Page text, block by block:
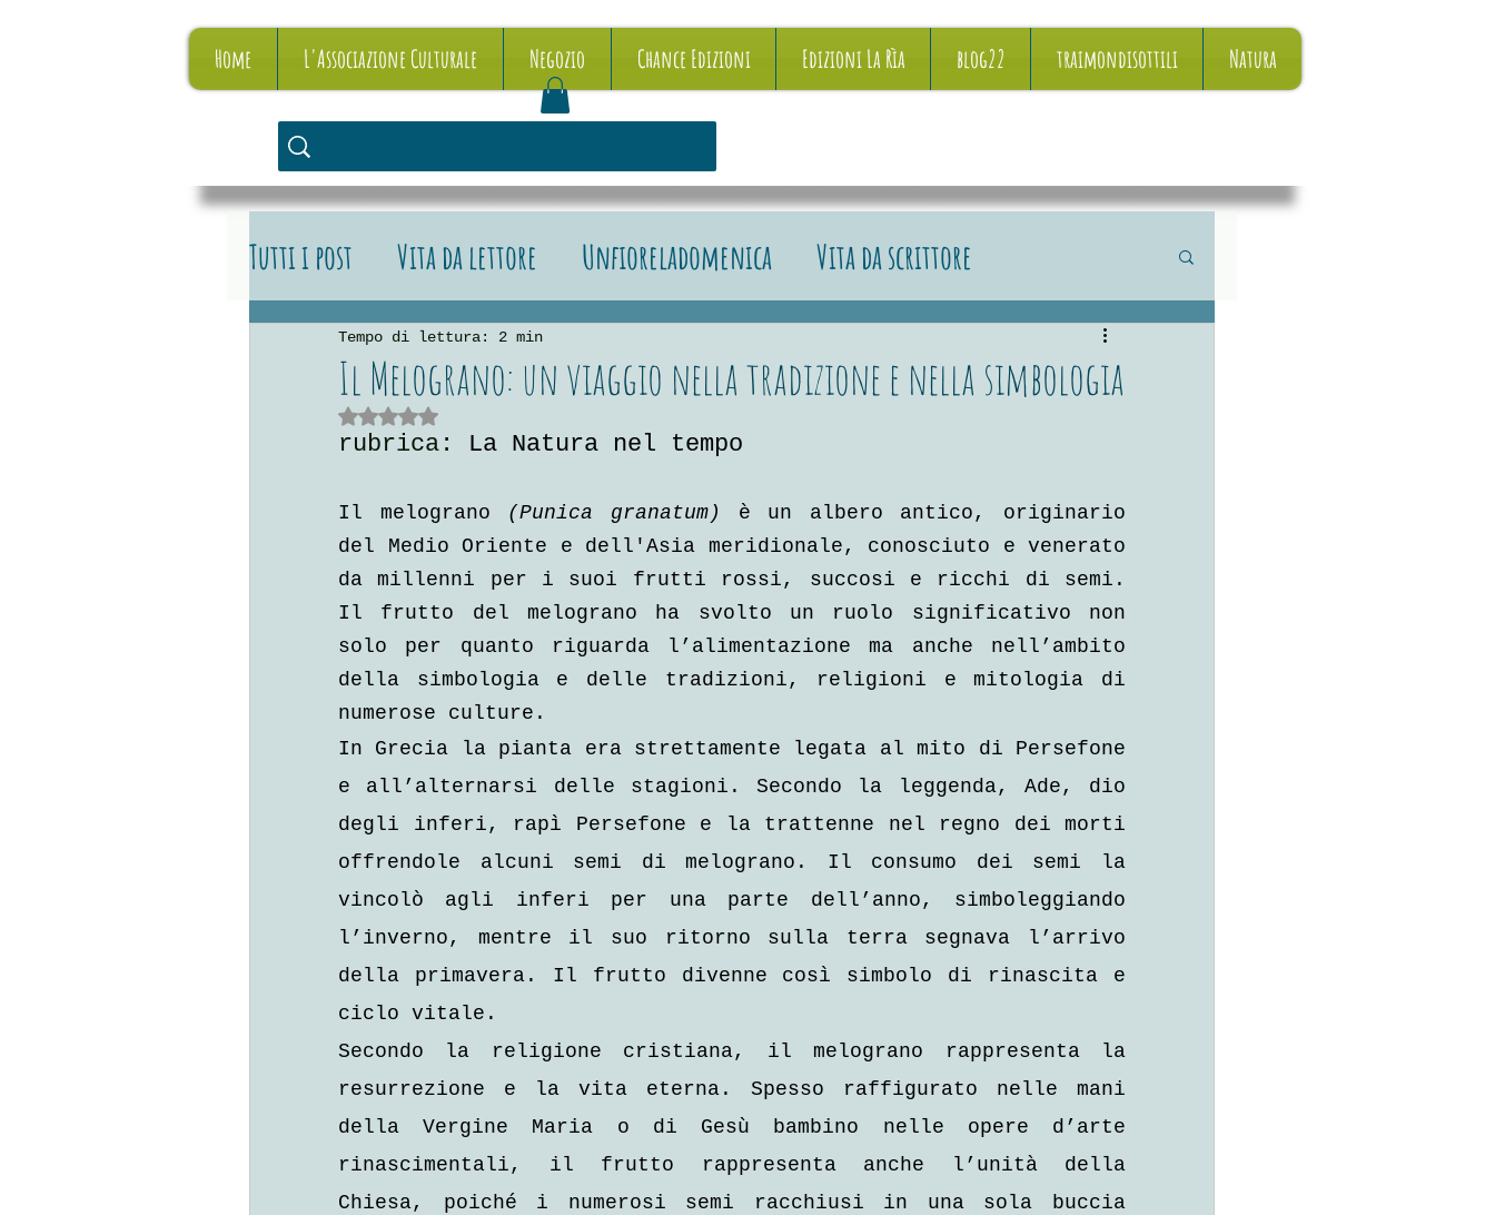
Home L'Associazione Culturale Negozio Chance Edizioni Edizioni La Rìa blog22 traimondisottili Natura
Tutti i post Vita da lettore Unfioreladomenica Vita da scrittore
Vita da editore Le recensioni
Il Melograno: un viaggio nella tradizione e nella simbologia
Tempo di lettura: 2 min
Valutazione NaN stelle su 5.
rubrica: La Natura nel tempo
Il melograno (Punica granatum)
è un albero antico, originario
del Medio Oriente e dell'Asia meridionale, conosciuto e venerato
da millenni per i suoi frutti rossi, succosi e ricchi di semi.
Il frutto del melograno ha svolto un ruolo significativo non
solo per quanto riguarda l’alimentazione ma anche nell’ambito
della simbologia e delle tradizioni, religioni e mitologia di
numerose culture.
In Grecia la pianta era strettamente legata al mito di Persefone
e all’alternarsi delle stagioni. Secondo la leggenda, Ade, dio
degli inferi, rapì Persefone e la trattenne nel regno dei morti
offrendole alcuni semi di melograno. Il consumo dei semi la
vincolò agli inferi per una parte dell’anno, simboleggiando
l’inverno, mentre il suo ritorno sulla terra segnava l’arrivo
della primavera. Il frutto divenne così simbolo di rinascita e
ciclo vitale.
Secondo la religione cristiana, il melograno rappresenta la
resurrezione e la vita eterna. Spesso raffigurato nelle mani
della Vergine Maria o di Gesù bambino nelle opere d’arte
rinascimentali, il frutto rappresenta anche l’unità della
Chiesa, poiché i numerosi semi racchiusi in una sola buccia